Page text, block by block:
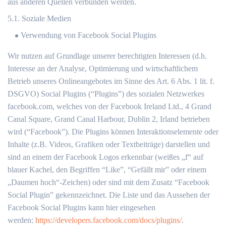
aus anderen Quellen verbunden werden.
5.1. Soziale Medien
Verwendung von Facebook Social Plugins
Wir nutzen auf Grundlage unserer berechtigten Interessen (d.h.
Interesse an der Analyse, Optimierung und wirtschaftlichem
Betrieb unseres Onlineangebotes im Sinne des Art. 6 Abs. 1 lit. f.
DSGVO) Social Plugins (“Plugins”) des sozialen Netzwerkes
facebook.com, welches von der Facebook Ireland Ltd., 4 Grand
Canal Square, Grand Canal Harbour, Dublin 2, Irland betrieben
wird (“Facebook”). Die Plugins können Interaktionselemente oder
Inhalte (z.B. Videos, Grafiken oder Textbeiträge) darstellen und
sind an einem der Facebook Logos erkennbar (weißes „f“ auf
blauer Kachel, den Begriffen “Like”, “Gefällt mir” oder einem
„Daumen hoch“-Zeichen) oder sind mit dem Zusatz “Facebook
Social Plugin” gekennzeichnet. Die Liste und das Aussehen der
Facebook Social Plugins kann hier eingesehen
werden: https://developers.facebook.com/docs/plugins/.